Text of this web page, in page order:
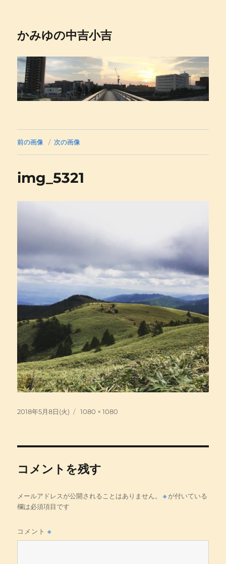
かみゆの中吉小吉
前の画像 次の画像
img_5321
投
2018年5月8日(火)
フ
1080 × 1080
コメントを残す
メールアドレスが公開されることはありません。 ※が付いている
欄は必須項目です
コメント※